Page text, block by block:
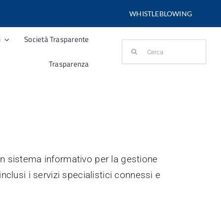
WHISTLEBLOWING
Società Trasparente
Trasparenza
Cerca
per:
sistema informativo per la gestione
i servizi specialistici connessi e